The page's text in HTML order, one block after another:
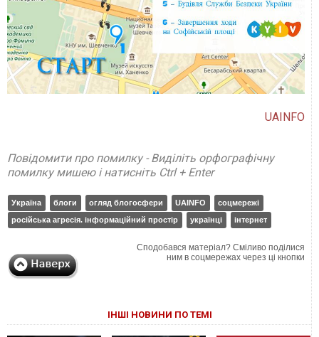
UAINFO
Повідомити про помилку - Виділіть орфографічну
помилку мишею і натисніть Ctrl + Enter
Україна блоги огляд блогосфери UAINFO
соцмережі
російська агресія. інформаційний простір
українці інтернет
Сподобався матеріал? Сміливо поділися
ним в соцмережах через ці кнопки
ІНШІ НОВИНИ ПО ТЕМІ